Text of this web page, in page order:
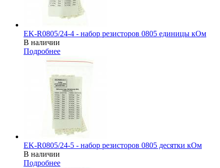
EK-R0805/24-4 - набор резисторов 0805 единицы кОм
В наличии
Подробнее
EK-R0805/24-5 - набор резисторов 0805 десятки кОм
В наличии
Подробнее